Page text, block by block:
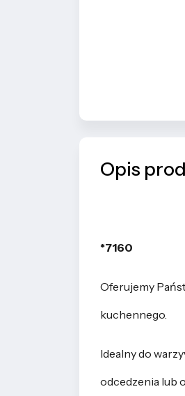
Opis
*7160
Oferujemy
kuchennego.
Idealny do
odcedzenia lub